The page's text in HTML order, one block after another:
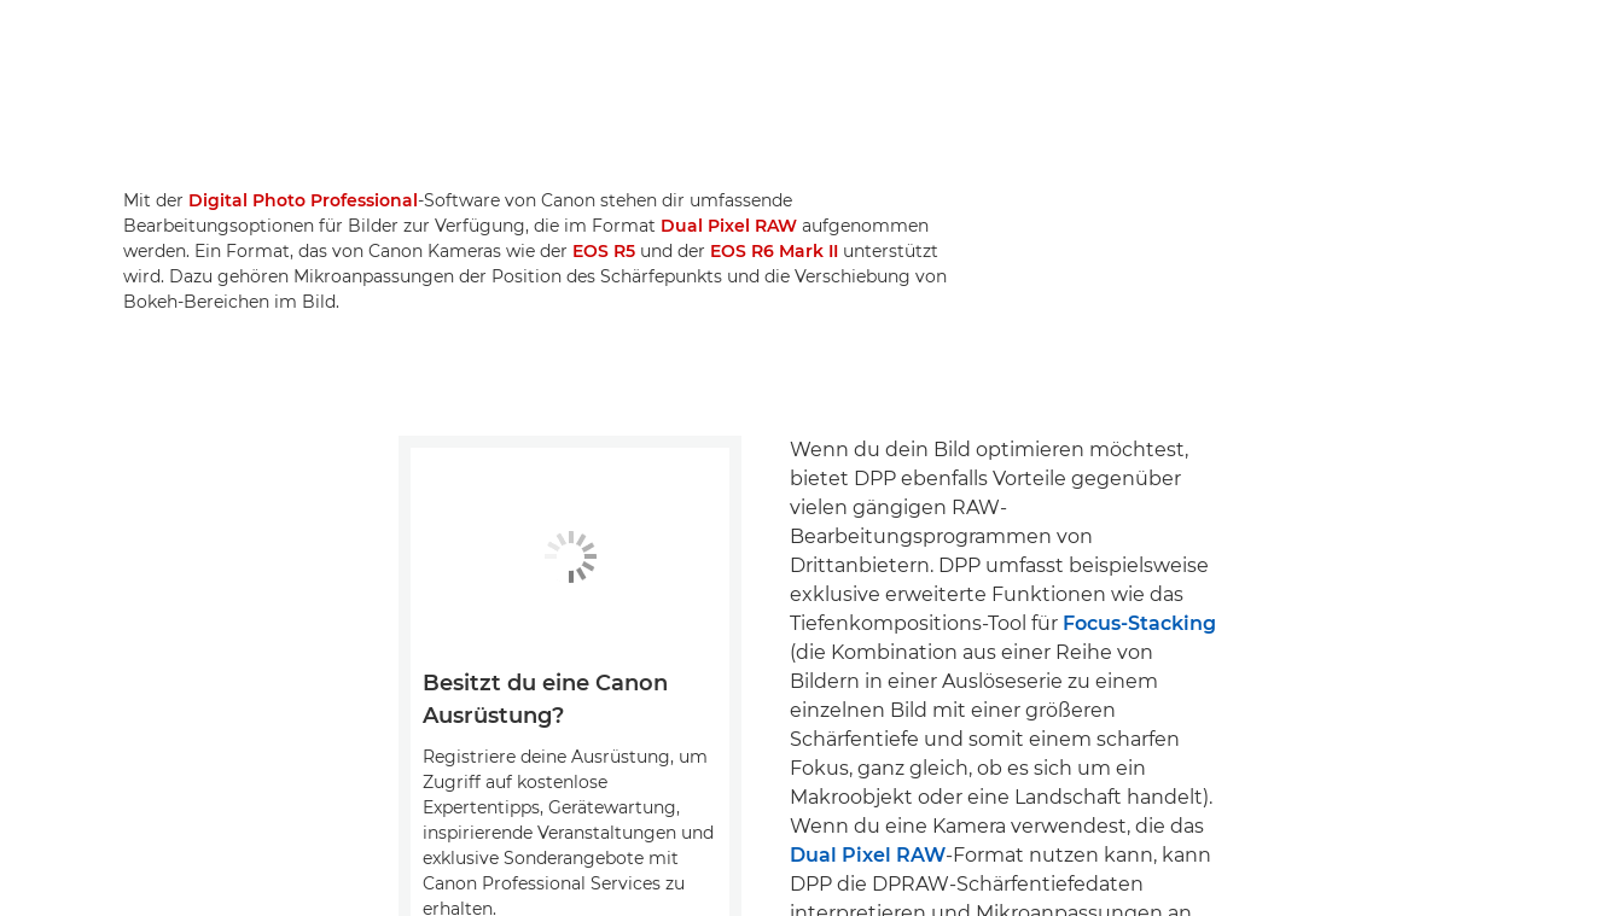
Mit der Digital Photo Professional-Software von Canon stehen dir umfassende
Bearbeitungsoptionen für Bilder zur Verfügung, die im Format Dual Pixel RAW aufgenommen
werden. Ein Format, das von Canon Kameras wie der EOS R5 und der EOS R6 Mark II unterstützt
wird. Dazu gehören Mikroanpassungen der Position des Schärfepunkts und die Verschiebung von
Bokeh-Bereichen im Bild.
Wenn du dein Bild optimieren möchtest,
bietet DPP ebenfalls Vorteile gegenüber
vielen gängigen RAW-
Bearbeitungsprogrammen von
Drittanbietern. DPP umfasst beispielsweise
exklusive erweiterte Funktionen wie das
Tiefenkompositions-Tool für Focus-Stacking
(die Kombination aus einer Reihe von
Bildern in einer Auslöseserie zu einem
einzelnen Bild mit einer größeren
Schärfentiefe und somit einem scharfen
Fokus, ganz gleich, ob es sich um ein
Makroobjekt oder eine Landschaft handelt).
Wenn du eine Kamera verwendest, die das
Dual Pixel RAW-Format nutzen kann, kann
DPP die DPRAW-Schärfentiefedaten
Besitzt du eine Canon
Ausrüstung?
Registriere deine Ausrüstung, um
Zugriff auf kostenlose
Expertentipps, Gerätewartung,
inspirierende Veranstaltungen und
exklusive Sonderangebote mit
Canon Professional Services zu
erhalten.